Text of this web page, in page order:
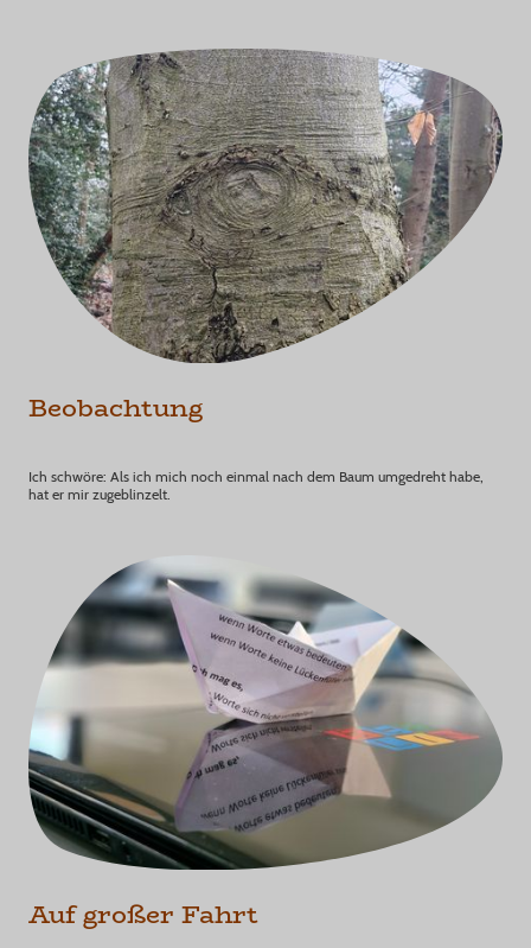
Beobachtung
Ich schwöre: Als ich mich noch einmal nach dem Baum umgedreht habe,
hat er mir zugeblinzelt.
Auf großer Fahrt